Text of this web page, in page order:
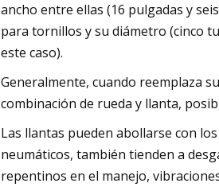
ancho entre ellas (16 pulgadas y
para tornillos y su diámetro (cinco
este caso).
Generalmente, cuando reemplaza
combinación de rueda y llanta,
Las llantas pueden abollarse con
neumáticos, también tienden a
repentinos en el manejo,